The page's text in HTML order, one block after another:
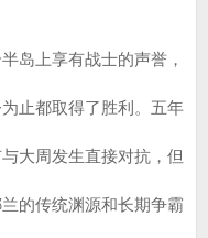
上享有战士的声誉，
止都取得了胜利。五年
大周发生直接对抗，但
的传统渊源和长期争霸